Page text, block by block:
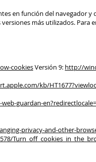
en función del navegador y
más utilizados. Para
cookiesVersión 9: http://
kb/
guardan-
privacy-and-other-